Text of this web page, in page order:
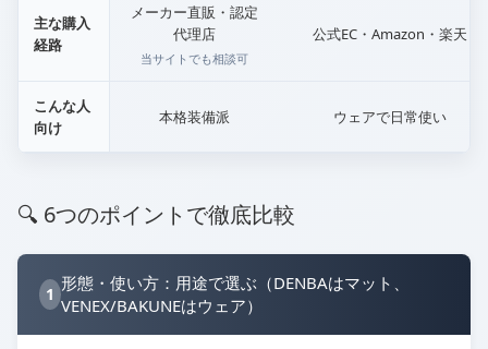
主な購入
経路
メーカー直販・認定
代理店
当サイトでも相談可
公式EC・Amazon・楽天
こんな人
向け
本格装備派 ウェアで日常使い
🔍 6つのポイントで徹底比較
1
形態・使い方：用途で選ぶ（DENBAはマット、
VENEX/BAKUNEはウェア）